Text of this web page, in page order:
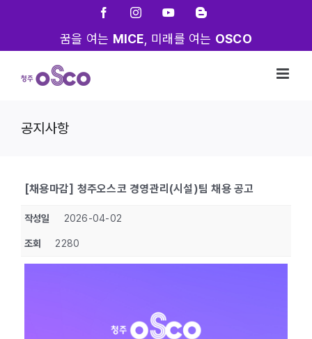
FacebookInstagramYouTubeBlogger
꿈을 여는 MICE , 미래를 여는 OSCO
공지사항
[채용마감] 청주오스코 경영관리(시설)팀 채용 공고
작성일 2026-04-02
조회 2280